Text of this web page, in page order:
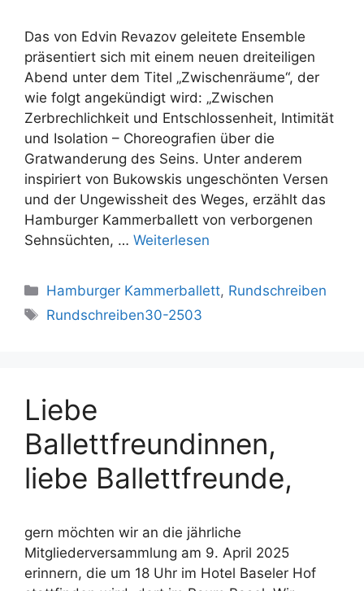
Das von Edvin Revazov geleitete Ensemble
präsentiert sich mit einem neuen dreiteiligen
Abend unter dem Titel „Zwischenräume“, der
wie folgt angekündigt wird: „Zwischen
Zerbrechlichkeit und Entschlossenheit, Intimität
und Isolation – Choreografien über die
Gratwanderung des Seins. Unter anderem
inspiriert von Bukowskis ungeschönten Versen
und der Ungewissheit des Weges, erzählt das
Hamburger Kammerballett von verborgenen
Sehnsüchten, … Weiterlesen
Kategorien
Hamburger Kammerballett, Rundschreiben
Schlagwörter
Rundschreiben30-2503
Liebe
Ballettfreundinnen,
liebe Ballettfreunde,
gern möchten wir an die jährliche
Mitgliederversammlung am 9. April 2025
erinnern, die um 18 Uhr im Hotel Baseler Hof